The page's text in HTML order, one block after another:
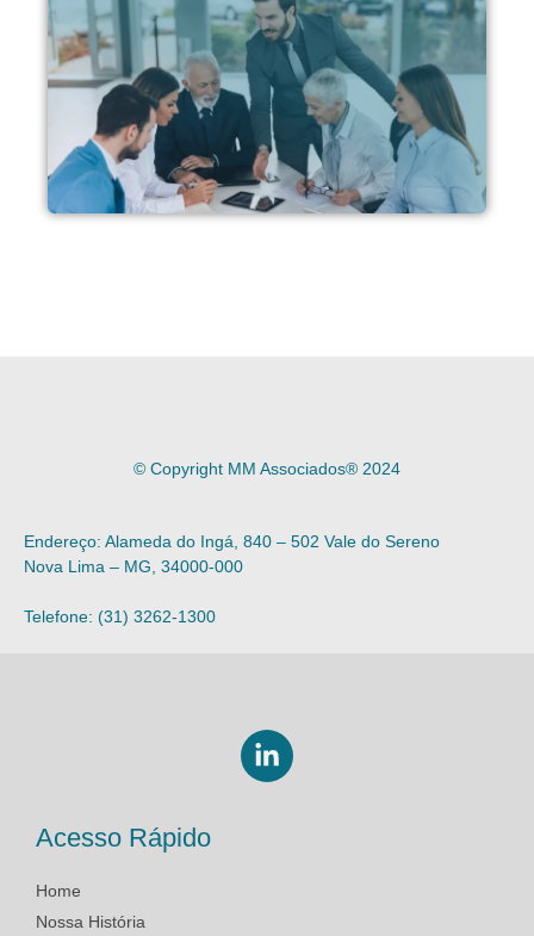
© Copyright MM Associados® 2024
Endereço: Alameda do Ingá, 840 – 502 Vale do Sereno
Nova Lima – MG, 34000-000
Telefone: (31) 3262-1300
Acesso Rápido
Home
Nossa História